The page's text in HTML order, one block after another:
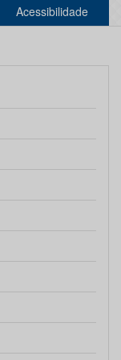
Acessibilidade